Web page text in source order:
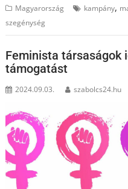
Magyarország kampány,
szegénység
Feminista társaságok
támogatást
2024.09.03. szabolcs24.hu